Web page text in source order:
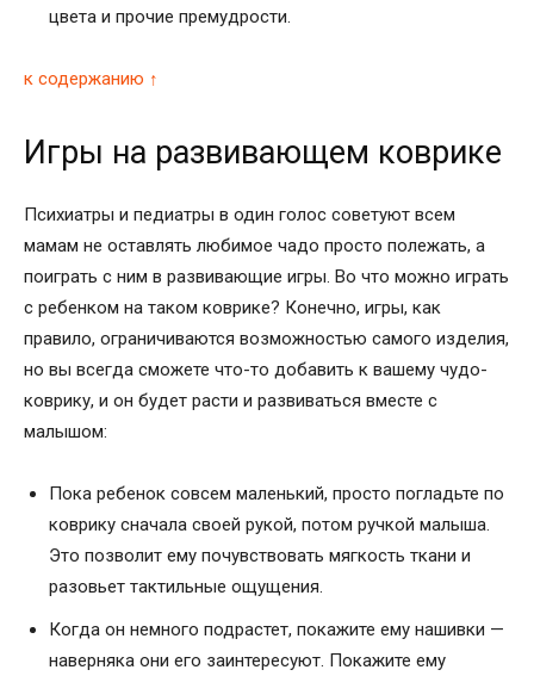
цвета и прочие премудрости.
к содержанию ↑
Игры на развивающем коврике
Психиатры и педиатры в один голос советуют всем
мамам не оставлять любимое чадо просто полежать, а
поиграть с ним в развивающие игры. Во что можно играть
с ребенком на таком коврике? Конечно, игры, как
правило, ограничиваются возможностью самого изделия,
но вы всегда сможете что-то добавить к вашему чудо-
коврику, и он будет расти и развиваться вместе с
малышом:
Пока ребенок совсем маленький, просто погладьте по
коврику сначала своей рукой, потом ручкой малыша.
Это позволит ему почувствовать мягкость ткани и
разовьет тактильные ощущения.
Когда он немного подрастет, покажите ему нашивки —
наверняка они его заинтересуют. Покажите ему